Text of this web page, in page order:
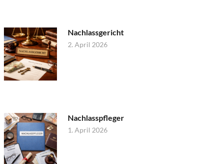
Nachlassgericht
2. April 2026
Nachlasspfleger
1. April 2026